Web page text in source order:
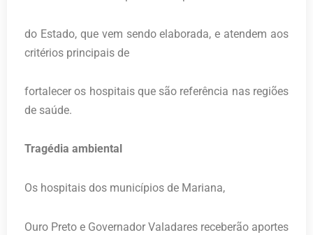
do Estado, que vem sendo elaborada, e atendem aos
critérios principais de
fortalecer os hospitais que são referência nas regiões
de saúde.
Tragédia ambiental
Os hospitais dos municípios de Mariana,
Ouro Preto e Governador Valadares receberão aportes